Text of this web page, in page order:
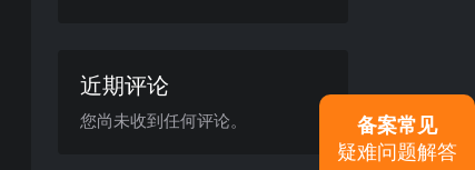
近期评论
您尚未收到任何评论。
备案常见
疑难问题解答